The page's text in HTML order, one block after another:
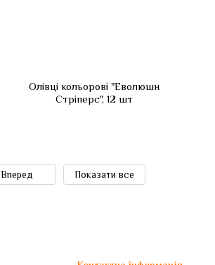
Олівці кольорові "Еволюшн
Стріперс", 12 шт
Вперед Показати все